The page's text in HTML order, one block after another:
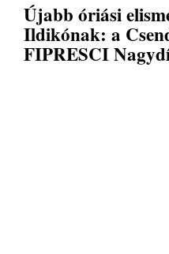
Újabb óriási
Ildikónak: a
FIPRESCI